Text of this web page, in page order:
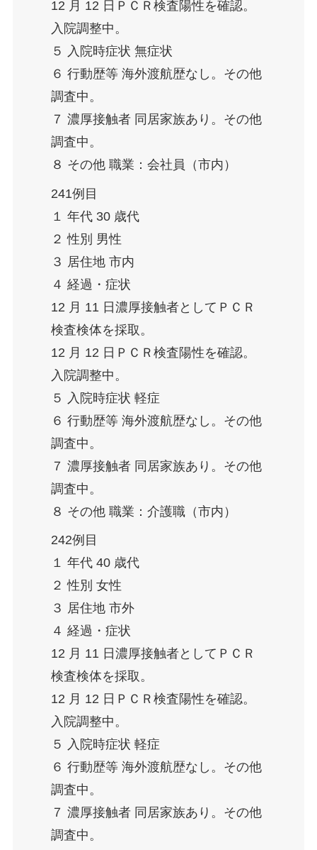
12 月 12 日ＰＣＲ検査陽性を確認。
入院調整中。
５ 入院時症状 無症状
６ 行動歴等 海外渡航歴なし。その他
調査中。
７ 濃厚接触者 同居家族あり。その他
調査中。
８ その他 職業：会社員（市内）
241例目
１ 年代 30 歳代
２ 性別 男性
３ 居住地 市内
４ 経過・症状
12 月 11 日濃厚接触者としてＰＣＲ
検査検体を採取。
12 月 12 日ＰＣＲ検査陽性を確認。
入院調整中。
５ 入院時症状 軽症
６ 行動歴等 海外渡航歴なし。その他
調査中。
７ 濃厚接触者 同居家族あり。その他
調査中。
８ その他 職業：介護職（市内）
242例目
１ 年代 40 歳代
２ 性別 女性
３ 居住地 市外
４ 経過・症状
12 月 11 日濃厚接触者としてＰＣＲ
検査検体を採取。
12 月 12 日ＰＣＲ検査陽性を確認。
入院調整中。
５ 入院時症状 軽症
６ 行動歴等 海外渡航歴なし。その他
調査中。
７ 濃厚接触者 同居家族あり。その他
調査中。